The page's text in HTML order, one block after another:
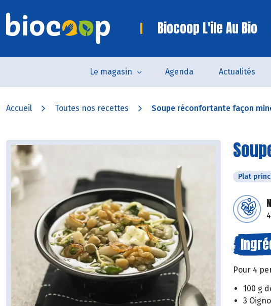
Biocoop L'ile Au Bio
Le magasin Agenda Actualités
Accueil Toutes nos recettes Soupe réconfortante façon
Plat
Pour 4
100 g
3